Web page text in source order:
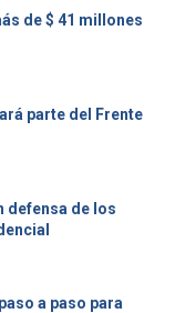
de $ 41 millones
parte del Frente
defensa de los
a paso para